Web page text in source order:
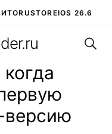
RUSTOREIOS 26.6
В ROBLOX
версию